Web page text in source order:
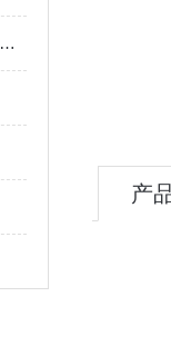
科宝告诉您高低温试验箱和高低温交变试验箱有什么区别
产